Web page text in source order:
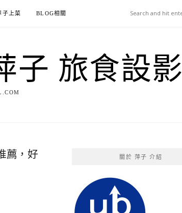
子上菜 BLOG相關
子 旅食設影
薦，好
關於 萍子 介紹